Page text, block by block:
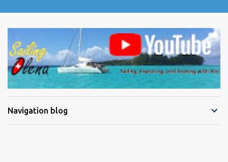
Navigation blog